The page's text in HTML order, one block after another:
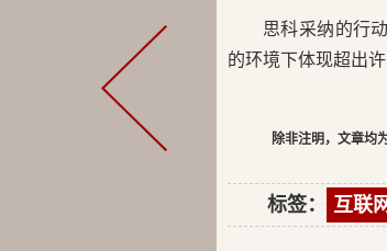
思科采纳的行
的环境下体现超出
除非注明，文章均
标签： 互联